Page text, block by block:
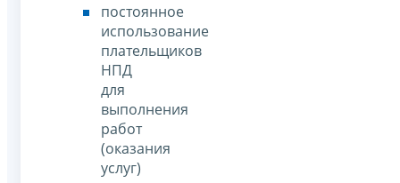
постоянное
использование
плательщиков
НПД
для
выполнения
работ
(оказания
услуг)